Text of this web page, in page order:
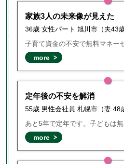
家族3人の未来像が見えた
36歳 女性パート 旭川市（夫43
more
定年後の不安を解消
55歳 男性会社員 札幌市（妻 48
more